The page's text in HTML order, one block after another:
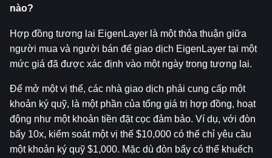
nào?
Hợp đồng tương lai EigenLayer là một thỏa thuận giữa
người mua và người bán để giao dịch EigenLayer tại một
mức giá đã được xác định vào một ngày trong tương lai.
Để mở một vị thế, các nhà giao dịch phải cung cấp một
khoản ký quỹ, là một phần của tổng giá trị hợp đồng, hoạt
động như một khoản tiền đặt cọc đảm bảo. Ví dụ, với đòn
bẩy 10x, kiểm soát một vị thế $10,000 có thể chỉ yêu cầu
một khoản ký quỹ $1,000. Mặc dù đòn bẩy có thể khuếch